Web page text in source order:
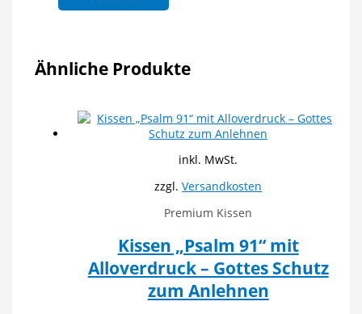
Ähnliche Produkte
inkl. MwSt.
zzgl.Versandkosten
Premium Kissen
Kissen „Psalm 91“ mit
Alloverdruck – Gottes Schutz
zum Anlehnen